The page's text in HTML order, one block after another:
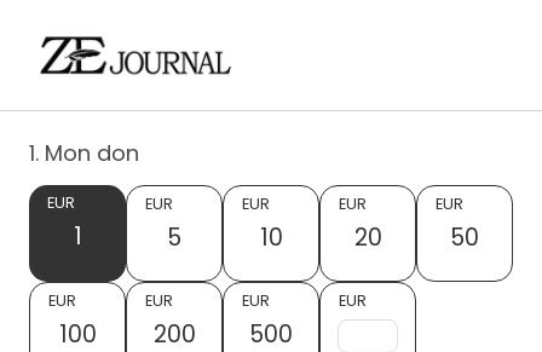
1. Mon don
EUR
1
EUR
5
EUR
10
EUR
20
EUR
50
EUR
100
EUR
200
EUR
500
EUR